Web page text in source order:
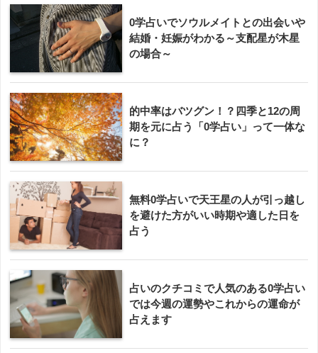
0学占いでソウルメイトとの出会いや
結婚・妊娠がわかる～支配星が木星
の場合～
的中率はバツグン！？四季と12の周
期を元に占う「0学占い」って一体な
に？
無料0学占いで天王星の人が引っ越し
を避けた方がいい時期や適した日を
占う
占いのクチコミで人気のある0学占い
では今週の運勢やこれからの運命が
占えます